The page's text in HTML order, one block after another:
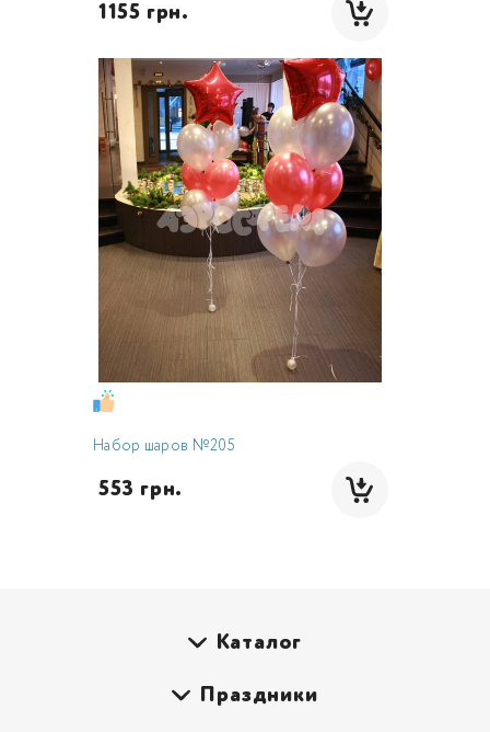
1155 грн.
Набор шаров №205
553 грн.
Каталог
Праздники